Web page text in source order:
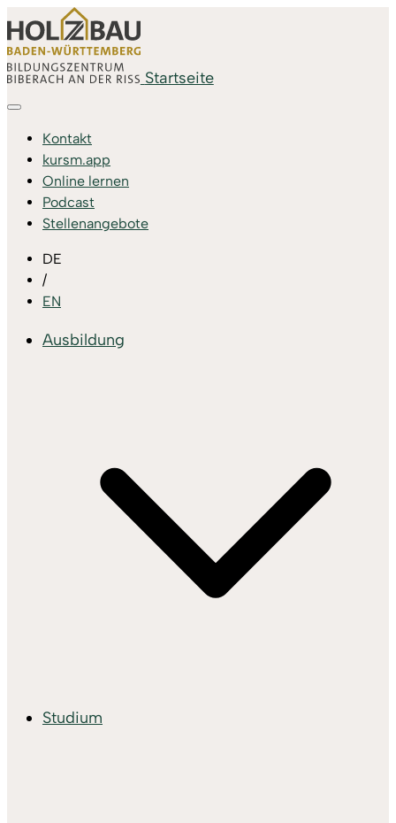
Startseite
Kontakt
kursm.app
Online lernen
Podcast
Stellenangebote
DE
/
EN
Ausbildung
Studium